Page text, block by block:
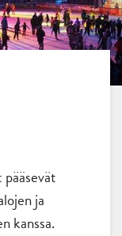
ja
kanssa.